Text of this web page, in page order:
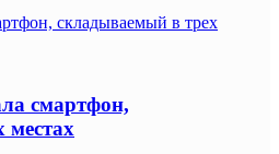
складываемый в трех
смартфон,
местах